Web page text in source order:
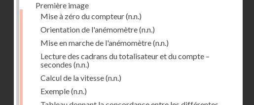
Première image
Mise à zéro du compteur(n.n.)
Orientation de l'anémomètre(n.n.)
Mise en marche de l'anémomètre(n.n.)
Lecture des cadrans du totalisateur et du compte –
secondes (n.n.)
Calcul de la vitesse(n.n.)
Exemple(n.n.)